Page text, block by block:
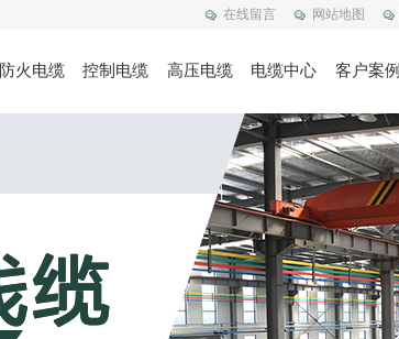
在线留言 网站地图
防火电缆 控制电缆 高压电缆 电缆中心 客户案例